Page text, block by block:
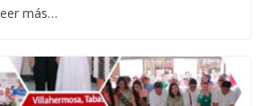
más…